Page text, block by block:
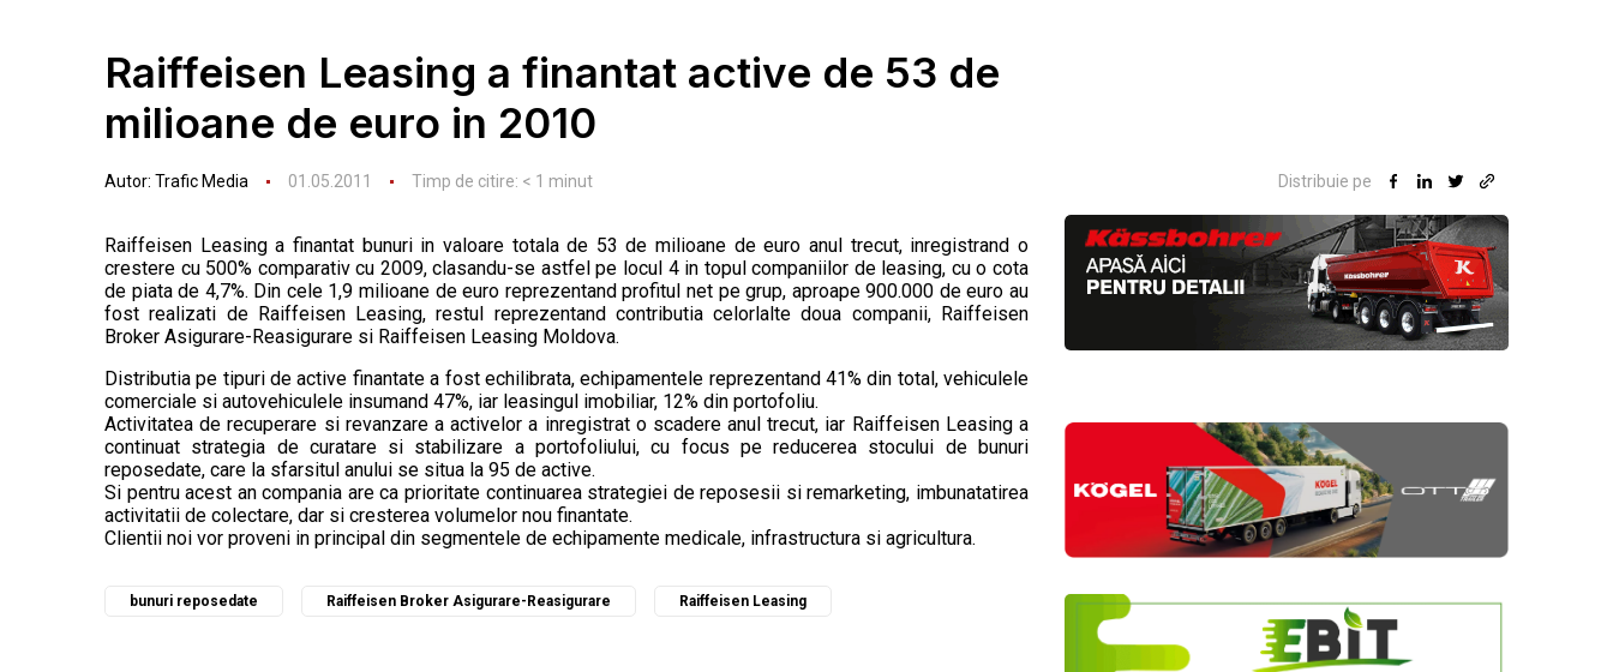
Raiffeisen Leasing a finantat active de 53 de
milioane de euro in 2010
Autor: Trafic Media 01.05.2011 Timp de citire: < 1 minut Distribuie pe
Raiffeisen Leasing a finantat bunuri in valoare totala de 53 de milioane de euro anul trecut, inregistrand o
crestere cu 500% comparativ cu 2009, clasandu-se astfel pe locul 4 in topul companiilor de leasing, cu o cota
de piata de 4,7%. Din cele 1,9 milioane de euro reprezentand profitul net pe grup, aproape 900.000 de euro au
fost realizati de Raiffeisen Leasing, restul reprezentand contributia celorlalte doua companii, Raiffeisen
Broker Asigurare-Reasigurare si Raiffeisen Leasing Moldova.
Distributia pe tipuri de active finantate a fost echilibrata, echipamentele reprezentand 41% din total, vehiculele
comerciale si autovehiculele insumand 47%, iar leasingul imobiliar, 12% din portofoliu.
Activitatea de recuperare si revanzare a activelor a inregistrat o scadere anul trecut, iar Raiffeisen Leasing a
continuat strategia de curatare si stabilizare a portofoliului, cu focus pe reducerea stocului de bunuri
reposedate, care la sfarsitul anului se situa la 95 de active.
Si pentru acest an compania are ca prioritate continuarea strategiei de reposesii si remarketing, imbunatatirea
activitatii de colectare, dar si cresterea volumelor nou finantate.
Clientii noi vor proveni in principal din segmentele de echipamente medicale, infrastructura si agricultura.
bunuri reposedate Raiffeisen Broker Asigurare-Reasigurare Raiffeisen Leasing